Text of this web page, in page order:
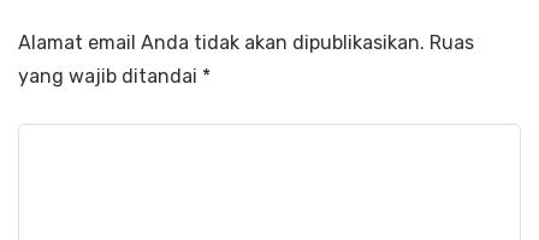
Alamat email Anda tidak akan dipublikasikan. Ruas
yang wajib ditandai *